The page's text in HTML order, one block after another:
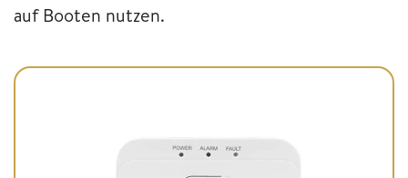
auf Booten nutzen.